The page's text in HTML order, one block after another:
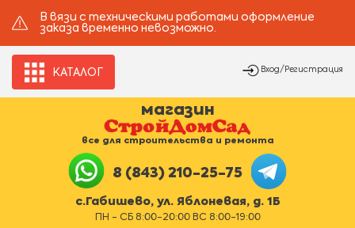
В вязи с техническими работами оформление
заказа временно невозможно.
КАТАЛОГ Вход/Регистрация
магазин
все для строительства и ремонта
8 (843) 210-25-75
с.Габишево, ул. Яблоневая, д. 1Б
ПН - СБ 8:00-20:00 ВС 8:00-19:00